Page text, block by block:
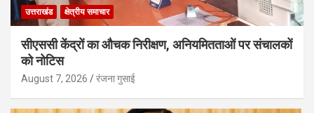
उत्तराखंड क्षेत्रीय समाचार
सीएससी केंद्रों का औचक निरीक्षण, अनियमितताओं पर संचालकों
को नोटिस
August 7, 2026 रंजना गुसाई